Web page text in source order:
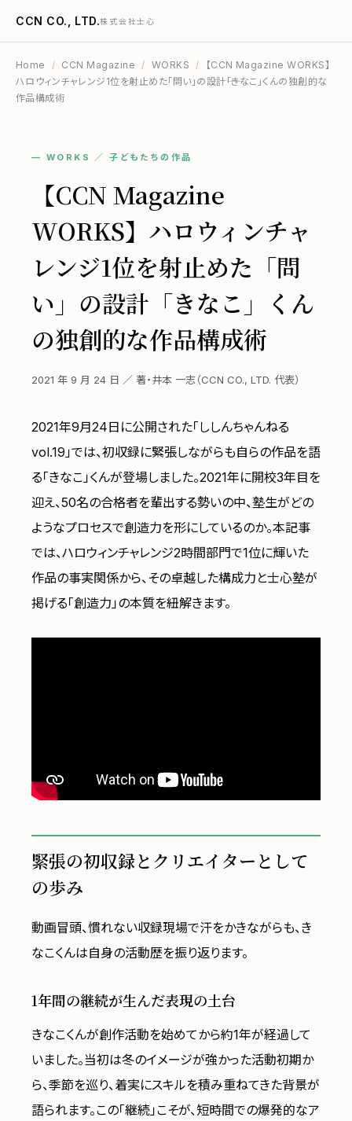
CCN CO., LTD.株式会社士心
Home / CCN Magazine / WORKS /
【CCN Magazine WORKS】
ハロウィンチャレンジ1位を射止めた「問い」の設計――「きなこ」くんの独創的な
作品構成術
— WORKS ／ 子どもたちの作品
【CCN Magazine
WORKS】ハロウィンチャ
レンジ1位を射止めた「問
い」の設計――「きなこ」くん
の独創的な作品構成術
2021 年 9 月 24 日 ／ 著・井本 一志（CCN CO., LTD. 代表）
2021年9月24日に公開された「ししんちゃんねる
vol.19」では、初収録に緊張しながらも自らの作品を語
る「きなこ」くんが登場しました。2021年に開校3年目を
迎え、50名の合格者を輩出する勢いの中、塾生がどの
ようなプロセスで創造力を形にしているのか。本記事
では、ハロウィンチャレンジ2時間部門で1位に輝いた
作品の事実関係から、その卓越した構成力と士心塾が
掲げる「創造力」の本質を紐解きます。
緊張の初収録とクリエイターとして
の歩み
動画冒頭、慣れない収録現場で汗をかきながらも、き
なこくんは自身の活動歴を振り返ります。
1年間の継続が生んだ表現の土台
きなこくんが創作活動を始めてから約1年が経過して
いました。当初は冬のイメージが強かった活動初期か
ら、季節を巡り、着実にスキルを積み重ねてきた背景が
語られます。この「継続」こそが、短時間での爆発的なア